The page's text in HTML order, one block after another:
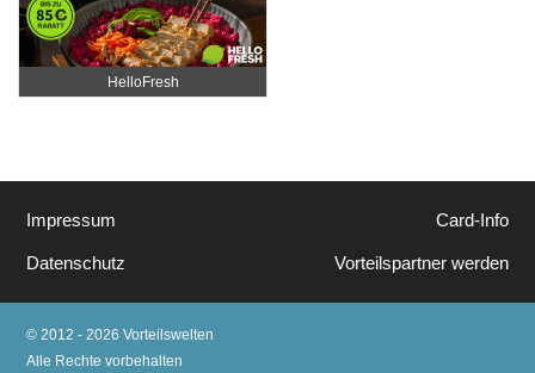
HelloFresh
Impressum
Datenschutz
Card-Info
Vorteilspartner werden
© 2012 - 2026 Vorteilswelten
Alle Rechte vorbehalten